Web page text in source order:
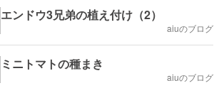
エンドウ3兄弟の植え付け（2）
aiuのブログ
ミニトマトの種まき
aiuのブログ